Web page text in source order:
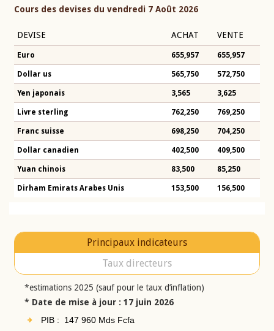
Cours des devises du vendredi 7 Août 2026
DEVISE ACHAT VENTE
Euro 655,957 655,957
Dollar us 565,750 572,750
Yen japonais 3,565 3,625
Livre sterling 762,250 769,250
Franc suisse 698,250 704,250
Dollar canadien 402,500 409,500
Yuan chinois 83,500 85,250
Dirham Emirats Arabes Unis 153,500 156,500
Principaux indicateurs
Taux directeurs
*estimations 2025 (sauf pour le taux d’inflation)
* Date de mise à jour : 17 juin 2026
PIB : 147 960 Mds Fcfa